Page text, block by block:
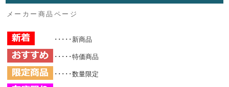
メーカー商品ページ
･････新商品
･････特価商品
･････数量限定